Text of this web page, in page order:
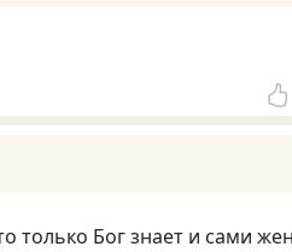
только Бог знает и сами